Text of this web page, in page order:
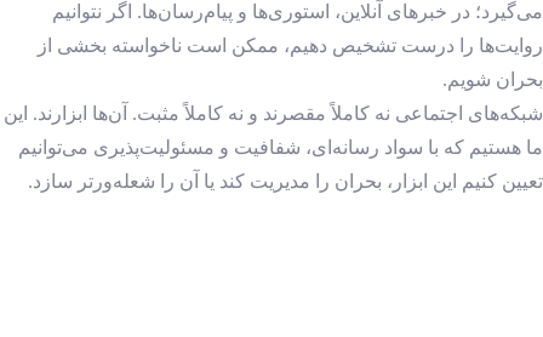
می‌گیرد؛ در خبرهای آنلاین، استوری‌ها و پیام‌رسان‌ها. اگر نتوانیم
روایت‌ها را درست تشخیص دهیم، ممکن است ناخواسته بخشی از
بحران شویم.
شبکه‌های اجتماعی نه کاملاً مقصرند و نه کاملاً مثبت. آن‌ها ابزارند. این
ما هستیم که با سواد رسانه‌ای، شفافیت و مسئولیت‌پذیری می‌توانیم
تعیین کنیم این ابزار، بحران را مدیریت کند یا آن را شعله‌ورتر سازد.